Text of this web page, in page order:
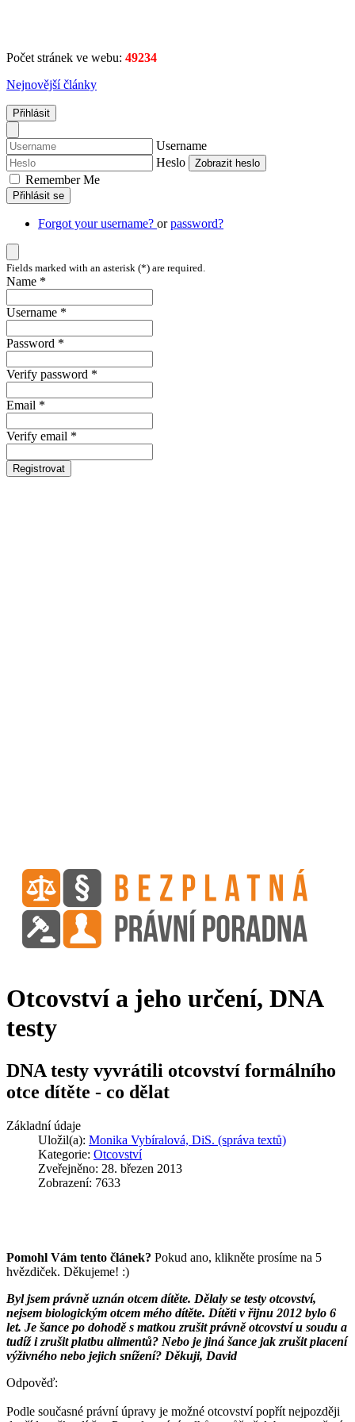
Počet stránek ve webu: 49234
Nejnovější články
Přihlásit
Username
Heslo
Zobrazit heslo
Remember Me
Přihlásit se
Forgot your username? orpassword?
Fields marked with an asterisk (*) are required.
Name *
Username *
Password *
Verify password *
Email *
Verify email *
Registrovat
Otcovství a jeho určení, DNA
testy
DNA testy vyvrátili otcovství formálního
otce dítěte - co dělat
Základní údaje
Uložil(a): Monika Vybíralová, DiS. (správa textů)
Kategorie: Otcovství
Zveřejněno: 28. březen 2013
Zobrazení: 7633
Pomohl Vám tento článek? Pokud ano, klikněte prosíme na 5
hvězdiček. Děkujeme! :)
Byl jsem právně uznán otcem dítěte. Dělaly se testy otcovství,
nejsem biologickým otcem mého dítěte. Dítěti v řijnu 2012 bylo 6
let. Je šance po dohodě s matkou zrušit právně otcovství u soudu a
tudíž i zrušit platbu alimentů? Nebo je jiná šance jak zrušit placení
výživného nebo jejich snížení? Děkuji, David
Odpověď:
Podle současné právní úpravy je možné otcovství popřít nejpozději